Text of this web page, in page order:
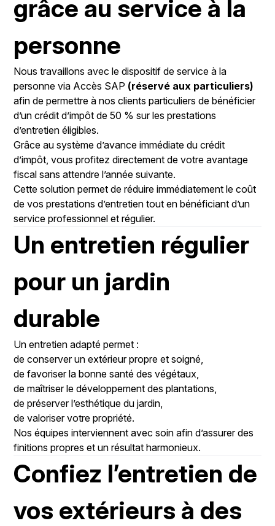
grâce au service à la
personne
Nous travaillons avec le dispositif de service à la
personne via Accès SAP (réservé aux particuliers)
afin de permettre à nos clients particuliers de bénéficier
d’un crédit d’impôt de 50 % sur les prestations
d’entretien éligibles.
Grâce au système d’avance immédiate du crédit
d’impôt, vous profitez directement de votre avantage
fiscal sans attendre l’année suivante.
Cette solution permet de réduire immédiatement le coût
de vos prestations d’entretien tout en bénéficiant d’un
service professionnel et régulier.
Un entretien régulier
pour un jardin
durable
Un entretien adapté permet :
de conserver un extérieur propre et soigné,
de favoriser la bonne santé des végétaux,
de maîtriser le développement des plantations,
de préserver l’esthétique du jardin,
de valoriser votre propriété.
Nos équipes interviennent avec soin afin d’assurer des
finitions propres et un résultat harmonieux.
Confiez l’entretien de
vos extérieurs à des